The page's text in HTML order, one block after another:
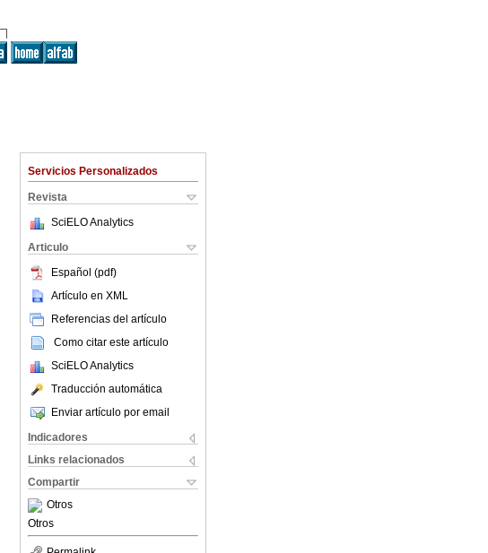
Servicios Personalizados
Revista
SciELO Analytics
Articulo
Español (pdf)
Artículo en XML
Referencias del artículo
Como citar este artículo
SciELO Analytics
Traducción automática
Enviar artículo por email
Indicadores
Links relacionados
Compartir
Otros
Otros